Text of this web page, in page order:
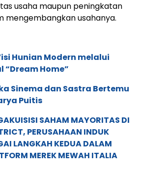
usaha maupun peningkatan
mengembangkan usahanya.
Hunian Modern melalui
“Dream Home”
Sinema dan Sastra Bertemu
Puitis
SAHAM MAYORITAS DI
PERUSAHAAN INDUK
LANGKAH KEDUA DALAM
MEREK MEWAH ITALIA